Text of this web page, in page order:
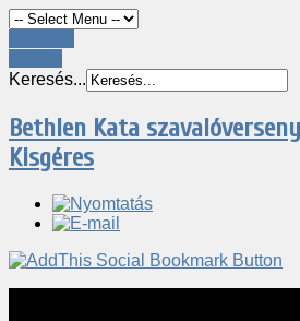
Keresés...
Bethlen Kata
Kisgéres